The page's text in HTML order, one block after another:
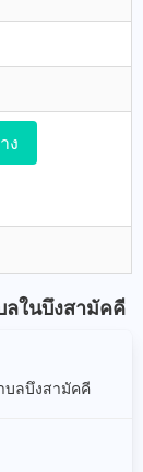
ง
ลในบึงสามัคคี
บลบึงสามัคคี